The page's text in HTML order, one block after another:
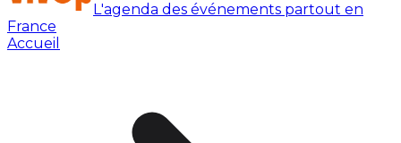
L'agenda des événements partout en
France
Accueil